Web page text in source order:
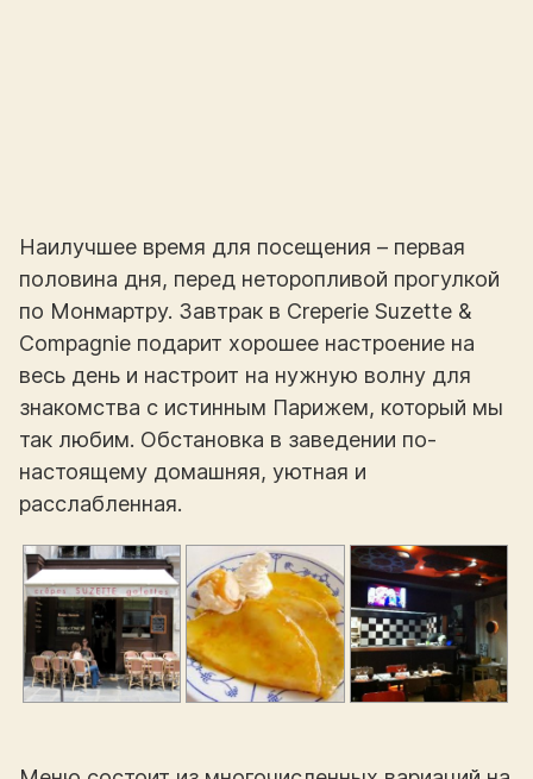
Наилучшее время для посещения – первая
половина дня, перед неторопливой прогулкой
по Монмартру. Завтрак в Creperie Suzette &
Compagnie подарит хорошее настроение на
весь день и настроит на нужную волну для
знакомства с истинным Парижем, который мы
так любим. Обстановка в заведении по-
настоящему домашняя, уютная и
расслабленная.